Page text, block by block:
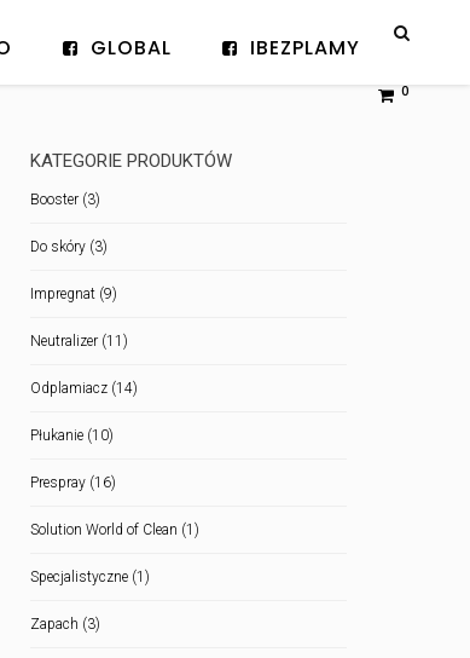
GLOBAL IBEZPLAMY
0
KATEGORIE PRODUKTÓW
Booster (3)
Do skóry (3)
Impregnat (9)
Neutralizer (11)
Odplamiacz (14)
Płukanie (10)
Prespray (16)
Solution World of Clean (1)
Specjalistyczne (1)
Zapach (3)